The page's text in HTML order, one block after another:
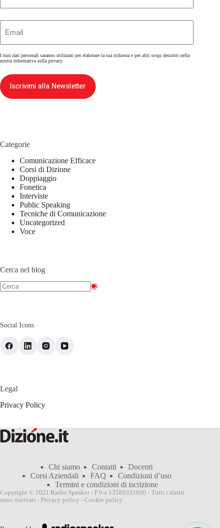
I tuoi dati personali saranno utilizzati per elaborare la tua richiesta e per altri scopi descritti nella
nostra informativa sulla privacy.
Iscrivimi alla Newsletter
Categorie
Comunicazione Efficace
Corsi di Dizione
Doppiaggio
Fonetica
Interviste
Public Speaking
Tecniche di Comunicazione
Uncategorized
Voce
Cerca nel blog
Social Icons
Legal
Privacy Policy
Chi siamo Contatti
Docenti
Corsi Aziendali
FAQ
Condizioni d’uso
Termini e condizioni di iscrizione
Copyright © 2021 Radio Speaker - P.Iva 13580331000 - Tutti i diritti
sono riservati - Privacy policy - Cookie policy